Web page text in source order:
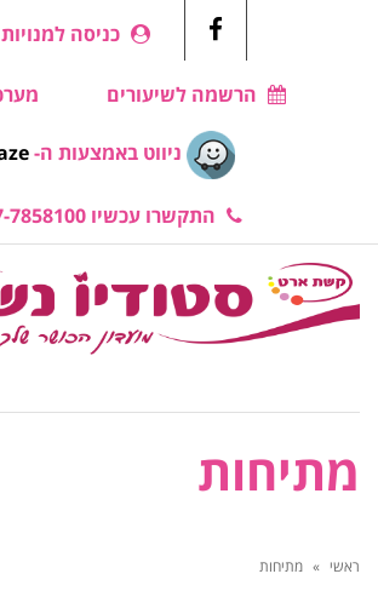
Facebook
כניסה למנויות
הרשמה לשיעורים
ניווט באמצעות ה-
התקשרו עכשיו 077-7858100
מתיחות
ראשי » מתיחות